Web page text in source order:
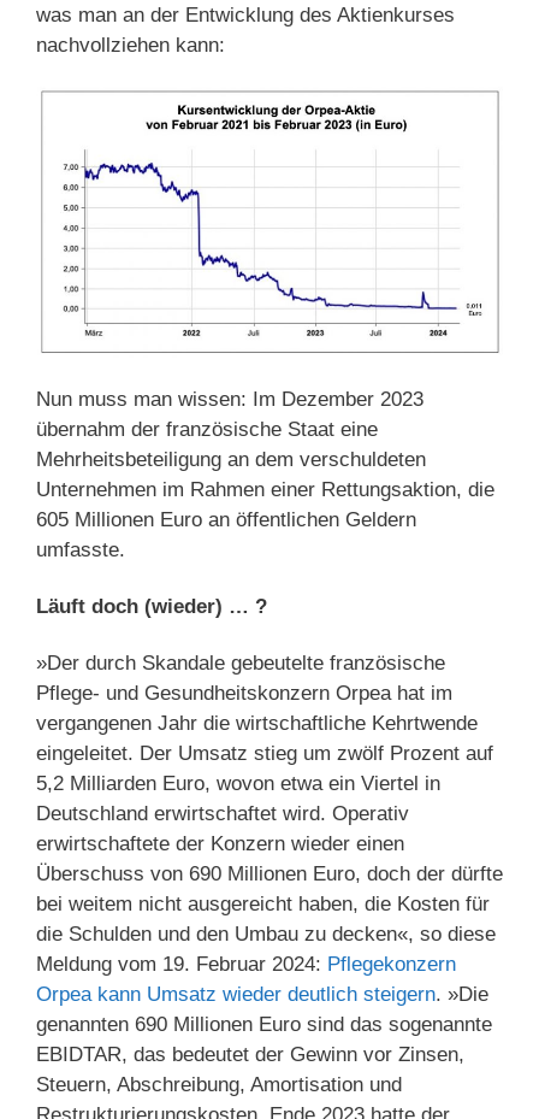
was man an der Entwicklung des Aktienkurses
nachvollziehen kann:
Nun muss man wissen: Im Dezember 2023
übernahm der französische Staat eine
Mehrheitsbeteiligung an dem verschuldeten
Unternehmen im Rahmen einer Rettungsaktion, die
605 Millionen Euro an öffentlichen Geldern
umfasste.
Läuft doch (wieder) … ?
»Der durch Skandale gebeutelte französische
Pflege- und Gesundheitskonzern Orpea hat im
vergangenen Jahr die wirtschaftliche Kehrtwende
eingeleitet. Der Umsatz stieg um zwölf Prozent auf
5,2 Milliarden Euro, wovon etwa ein Viertel in
Deutschland erwirtschaftet wird. Operativ
erwirtschaftete der Konzern wieder einen
Überschuss von 690 Millionen Euro, doch der dürfte
bei weitem nicht ausgereicht haben, die Kosten für
die Schulden und den Umbau zu decken«, so diese
Meldung vom 19. Februar 2024: Pflegekonzern
Orpea kann Umsatz wieder deutlich steigern. »Die
genannten 690 Millionen Euro sind das sogenannte
EBIDTAR, das bedeutet der Gewinn vor Zinsen,
Steuern, Abschreibung, Amortisation und